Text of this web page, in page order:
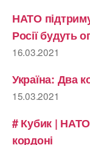
НАТО
Росії будуть
16.03.2021
Україна: Два
15.03.2021
# Кубик |
кордоні